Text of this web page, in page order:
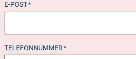
E-POST*
TELEFONNUMMER *